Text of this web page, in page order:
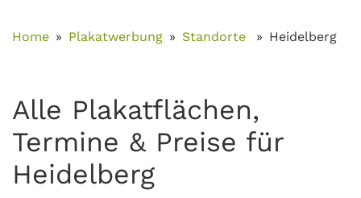
Home Plakatwerbung Standorte Heidelberg
Alle Plakatflächen,
Termine & Preise für
Heidelberg